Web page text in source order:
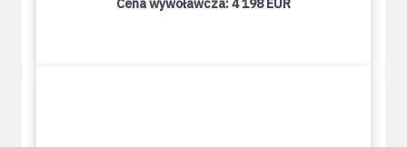
Cena wywoławcza:4 198 EUR